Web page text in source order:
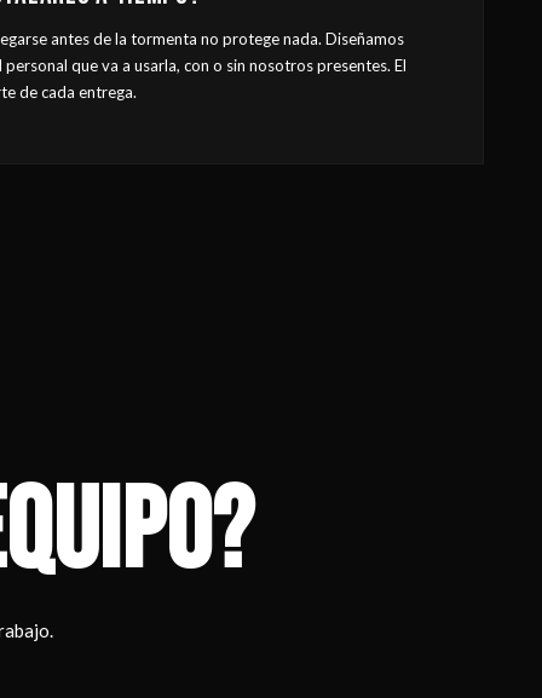
antes de la tormenta no protege nada. Diseñamos
que va a usarla, con o sin nosotros presentes. El
de cada entrega.